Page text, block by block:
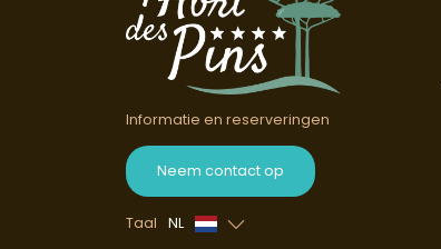
Informatie en reserveringen
Neem contact op
Taal NL